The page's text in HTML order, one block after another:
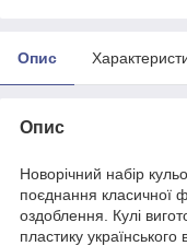
Опис
Опис
Новорічний набір
поєднання класичної
оздоблення. Кулі
пластику